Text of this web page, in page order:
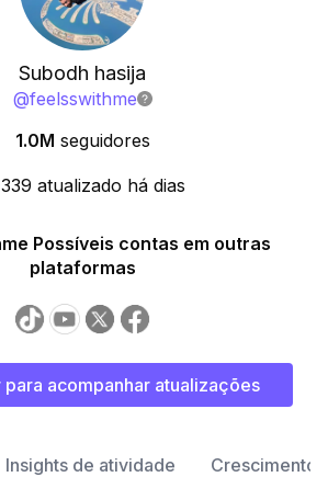
Subodh hasija
@feelsswithme
1.0M seguidores
339 atualizado há dias
Possíveis contas em outras
plataformas
acompanhar atualizações
Insights de atividade Crescimento